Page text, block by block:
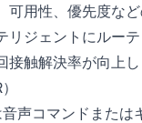
可用性、優先度な
ジェントにルー
触解決率が向上し
声コマンドまた